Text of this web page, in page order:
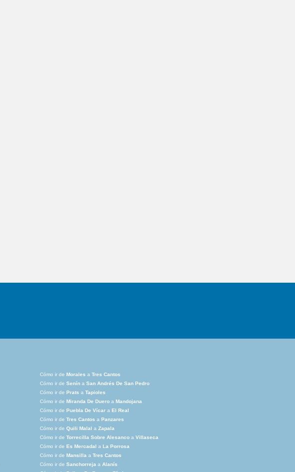
Cómo ir de Morales a Tres Cantos
Cómo ir de Senín a San Andrés De San Pedro
Cómo ir de Prats a Tapioles
Cómo ir de Miranda De Duero a Mandojana
Cómo ir de Puebla De Vícar a El Real
Cómo ir de Tres Cantos a Panzares
Cómo ir de Quili Malal a Zapala
Cómo ir de Torrecilla Sobre Alesanco a Villaseca
Cómo ir de Es Mercadal a La Porrosa
Cómo ir de Mansilla a Tres Cantos
Cómo ir de Sanchorreja a Alanís